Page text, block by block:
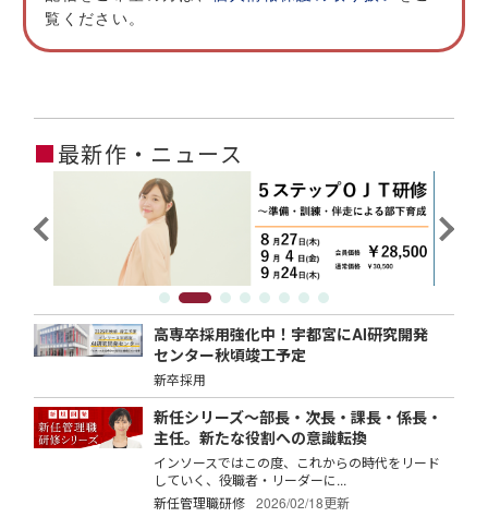
覧ください。
■最新作・ニュース
高専卒採用強化中！宇都宮にAI研究開発
センター秋頃竣工予定
新卒採用
新任シリーズ～部長・次長・課長・係長・
主任。新たな役割への意識転換
インソースではこの度、これからの時代をリード
していく、役職者・リーダーに...
新任管理職研修
2026/02/18更新